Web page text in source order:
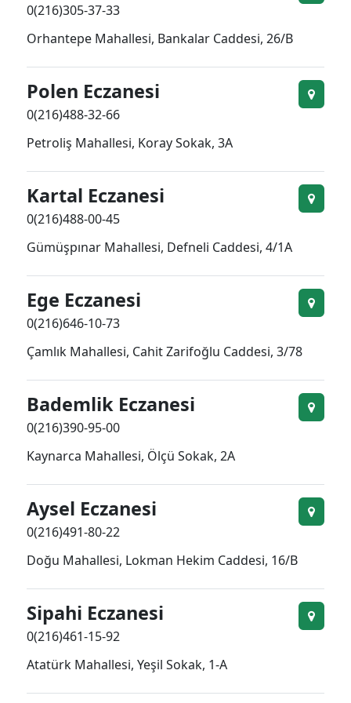
0(216)305-37-33
Orhantepe Mahallesi, Bankalar Caddesi, 26/B
Polen Eczanesi
0(216)488-32-66
Petroliş Mahallesi, Koray Sokak, 3A
Kartal Eczanesi
0(216)488-00-45
Gümüşpınar Mahallesi, Defneli Caddesi, 4/1A
Ege Eczanesi
0(216)646-10-73
Çamlık Mahallesi, Cahit Zarifoğlu Caddesi, 3/78
Bademlik Eczanesi
0(216)390-95-00
Kaynarca Mahallesi, Ölçü Sokak, 2A
Aysel Eczanesi
0(216)491-80-22
Doğu Mahallesi, Lokman Hekim Caddesi, 16/B
Sipahi Eczanesi
0(216)461-15-92
Atatürk Mahallesi, Yeşil Sokak, 1-A